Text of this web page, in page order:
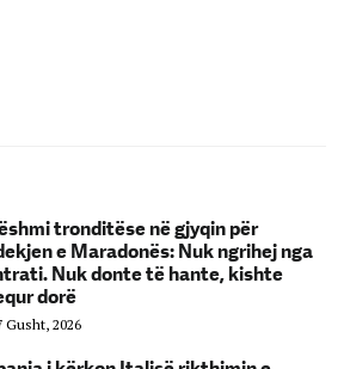
tronditëse në gjyqin për
e Maradonës: Nuk ngrihej nga
Nuk donte të hante, kishte
dorë
Gusht, 2026